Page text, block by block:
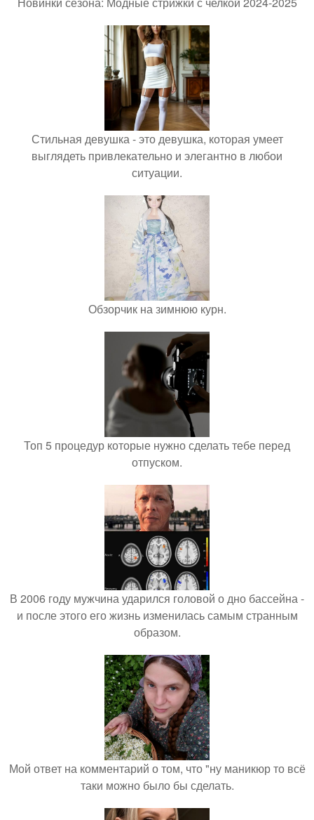
Стильная девушка - это девушка, которая умеет
выглядеть привлекательно и элегантно в любои
ситуации.
Обзорчик на зимнюю курн.
Топ 5 процедур которые нужно сделать тебе перед
отпуском.
В 2006 году мужчина ударился головой о дно бассейна -
и после этого его жизнь изменилась самым странным
образом.
Мой ответ на комментарий о том, что "ну маникюр то всё
таки можно было бы сделать.